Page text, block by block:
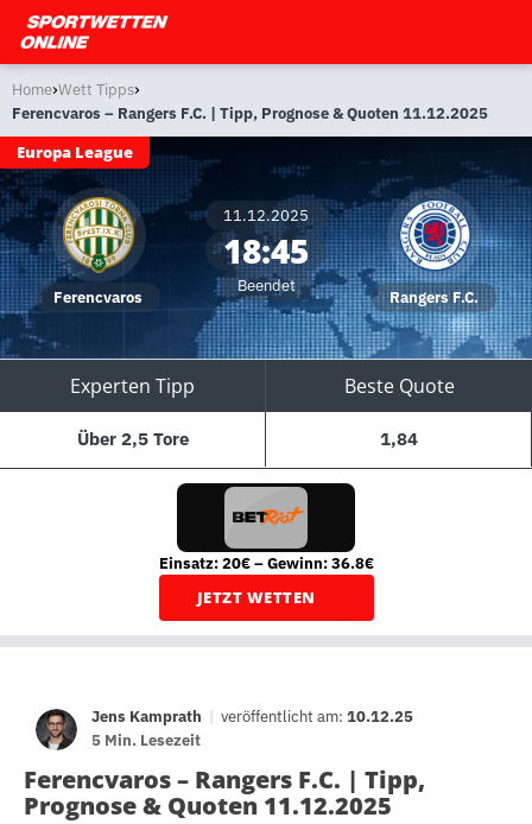
Home›Wett Tipps›
Ferencvaros – Rangers F.C. | Tipp, Prognose & Quoten 11.12.2025
Europa League
Ferencvaros
11.12.2025
18:45
Beendet
Rangers F.C.
Experten Tipp Beste Quote
Über 2,5 Tore 1,84
Einsatz: 20€ – Gewinn: 36.8€
JETZT WETTEN
Jens Kamprath | veröffentlicht am: 10.12.25
5 Min. Lesezeit
Ferencvaros – Rangers F.C. | Tipp,
Prognose & Quoten 11.12.2025